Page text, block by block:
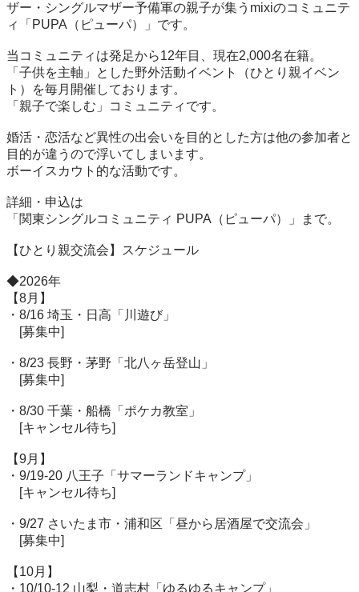
ザー・シングルマザー予備軍の親子が集うmixiのコミュニテ
ィ「PUPA（ピューパ）」です。
当コミュニティは発足から12年目、現在2,000名在籍。
「子供を主軸」とした野外活動イベント（ひとり親イベン
ト）を毎月開催しております。
「親子で楽しむ」コミュニティです。
婚活・恋活など異性の出会いを目的とした方は他の参加者と
目的が違うので浮いてしまいます。
ボーイスカウト的な活動です。
詳細・申込は
「関東シングルコミュニティ PUPA（ピューパ）」まで。
【ひとり親交流会】スケジュール
◆2026年
【8月】
・8/16 埼玉・日高「川遊び」
[募集中]
・8/23 長野・茅野「北八ヶ岳登山」
[募集中]
・8/30 千葉・船橋「ポケカ教室」
[キャンセル待ち]
【9月】
・9/19-20 八王子「サマーランドキャンプ」
[キャンセル待ち]
・9/27 さいたま市・浦和区「昼から居酒屋で交流会」
[募集中]
【10月】
・10/10-12 山梨・道志村「ゆるゆるキャンプ」